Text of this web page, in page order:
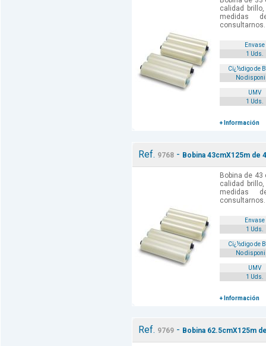
calidad
medidas
consultarnos.
Envase
1 Uds.
Cï¿½digo de
No
UMV
1 Uds.
+ Información
Ref. 9768 - Bobina 43cmX125m de
Bobina de
calidad
medidas
consultarnos.
Envase
1 Uds.
Cï¿½digo de
No
UMV
1 Uds.
+ Información
Ref. 9769 - Bobina 62.5cmX125m